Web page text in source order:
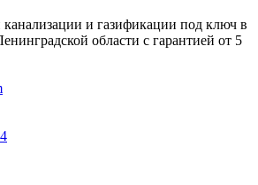
и газификации под ключ в
области с гарантией от 5